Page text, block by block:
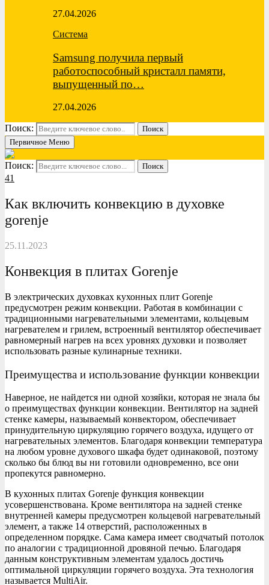
27.04.2026
Система
Samsung получила первый
работоспособный кристалл памяти,
выпущенный по…
27.04.2026
Поиск:
Поиск
Первичное Меню
Поиск: Поиск
41
Как включить конвекцию в духовке
gorenje
25.11.2023
Конвекция в плитах Gorenje
В электрических духовках кухонных плит Gorenje
предусмотрен режим конвекции. Работая в комбинации с
традиционными нагревательными элементами, кольцевым
нагревателем и грилем, встроенный вентилятор обеспечивает
равномерный нагрев на всех уровнях духовки и позволяет
использовать разные кулинарные техники.
Преимущества и использование функции конвекции
Наверное, не найдется ни одной хозяйки, которая не знала бы
о преимуществах функции конвекции. Вентилятор на задней
стенке камеры, называемый конвектором, обеспечивает
принудительную циркуляцию горячего воздуха, идущего от
нагревательных элементов. Благодаря конвекции температура
на любом уровне духового шкафа будет одинаковой, поэтому
сколько бы блюд вы ни готовили одновременно, все они
пропекутся равномерно.
В кухонных плитах Gorenje функция конвекции
усовершенствована. Кроме вентилятора на задней стенке
внутренней камеры предусмотрен кольцевой нагревательный
элемент, а также 14 отверстий, расположенных в
определенном порядке. Сама камера имеет сводчатый потолок
по аналогии с традиционной дровяной печью. Благодаря
данным конструктивным элементам удалось достичь
оптимальной циркуляции горячего воздуха. Эта технология
называется MultiAir.